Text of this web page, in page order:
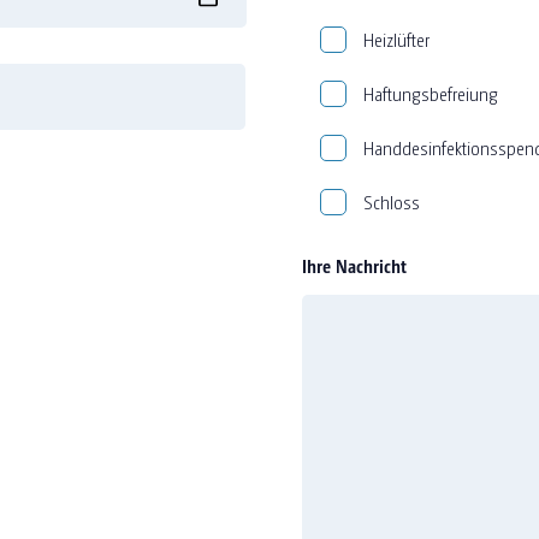
Heizlüfter
Haftungsbefreiung
Schloss
Ihre Nachricht